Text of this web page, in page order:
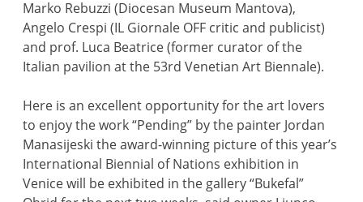
Marko Rebuzzi (Diocesan Museum Mantova),
Angelo Crespi (IL Giornale OFF critic and publicist)
and prof. Luca Beatrice (former curator of the
Italian pavilion at the 53rd Venetian Art Biennale).
Here is an excellent opportunity for the art lovers
to enjoy the work “Pending” by the painter Jordan
Manasijeski the award-winning picture of this year’s
International Biennial of Nations exhibition in
Venice will be exhibited in the gallery “Bukefal”